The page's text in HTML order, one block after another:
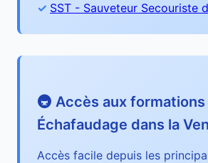
SST - Sauveteur Secouriste
🚇 Accès aux formations
Échafaudage dans la
Accès facile depuis les